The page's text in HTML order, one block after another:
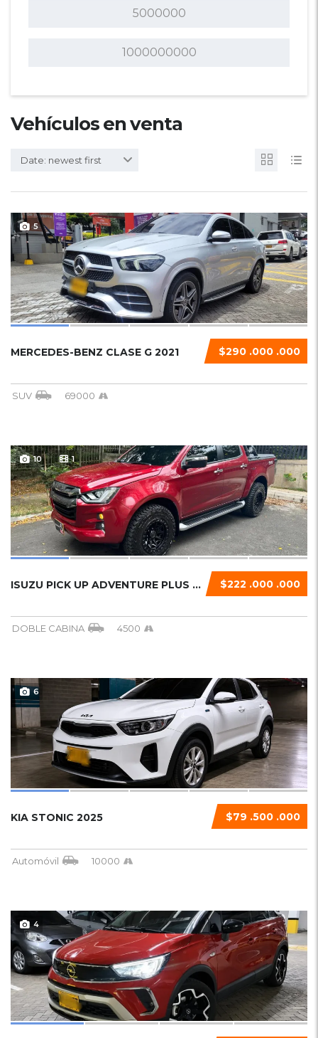
Vehículos en venta
Date: newest first
5
$290 .000 .000
MERCEDES-BENZ CLASE G 2021
SUV 69000
10 1
$222 .000 .000
ISUZU PICK UP ADVENTURE PLUS 2025...
DOBLE CABINA 4500
6
$79 .500 .000
KIA STONIC 2025
Automóvil 10000
4